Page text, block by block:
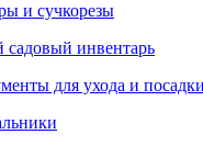
и сучкорезы
садовый инвентарь
для ухода и